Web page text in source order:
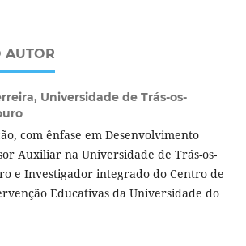
AUTOR
Universidade de Trás-os-
com ênfase em Desenvolvimento
Auxiliar na Universidade de Trás-os-
e Investigador integrado do Centro de
Educativas da Universidade do